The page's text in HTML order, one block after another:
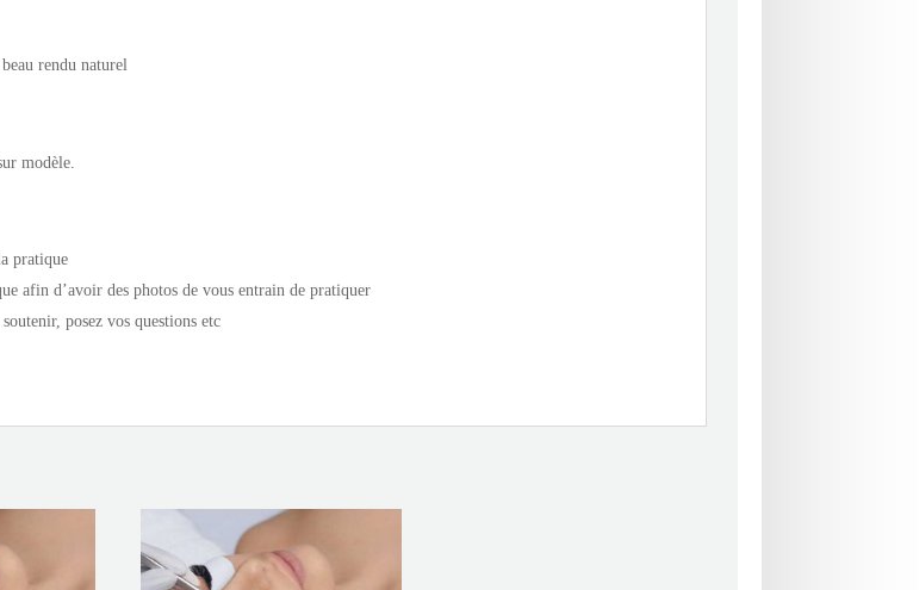
rendu naturel
modèle.
pratique
afin d’avoir des photos de vous entrain de pratiquer
posez vos questions etc